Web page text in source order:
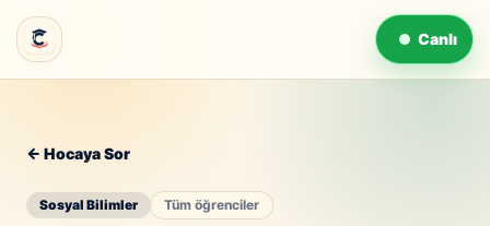
Canlı
← Hocaya Sor
Sosyal Bilimler Tüm öğrenciler